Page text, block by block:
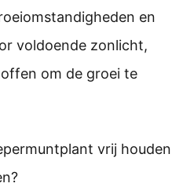
en
voldoende zonlicht,
om de groei te
vrij houden